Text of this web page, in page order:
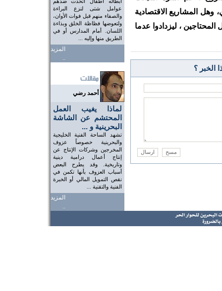
عوامل شتى لنزع البراءة
والصفاء منهم قبل فوات الأوان،
ولتعوضها فظاظة الخلق وبذاءة
اللسان. أمام المدارس أو في
الطريق منها وإليه ...
المزيد
..
أحمد رضي
لماذا يغيب العمل
المحتشم عن الشاشة
البحرينية و ...
تشهد الساحة الفنية الخليجية
والبحرينية خصوصاً عزوف
المخرجين وشركات الإنتاج عن
إنتاج أعمال درامية دينية
وتاريخية. وقد يطرح البعض
أسباب العزوف بأنها تكمن في
نقص التمويل المالي أو الخبرة
الفنية والتقنية ...
المزيد
..
وهل المشاريع الاقتصادية
المحتاجين ، ليزدادوا عدما
الخبر ؟